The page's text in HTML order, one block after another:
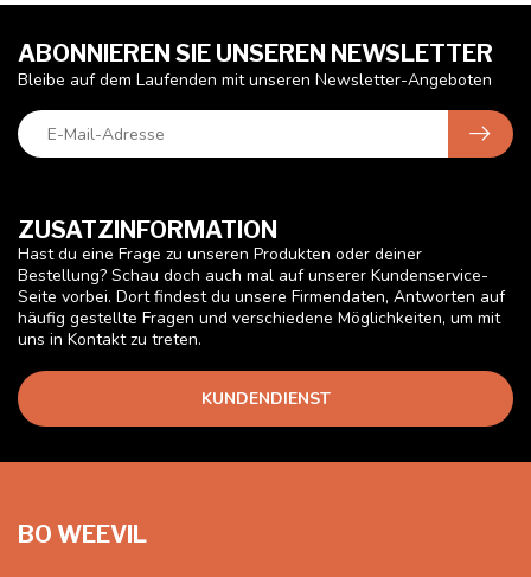
ZUSATZINFORMATION
Hast du eine Frage zu unseren Produkten oder deiner
Bestellung? Schau doch auch mal auf unserer Kundenservice-
Seite vorbei. Dort findest du unsere Firmendaten, Antworten auf
häufig gestellte Fragen und verschiedene Möglichkeiten, um mit
uns in Kontakt zu treten.
KUNDENDIENST
ABONNIEREN SIE UNSEREN NEWSLETTER
Bleibe auf dem Laufenden mit unseren Newsletter-Angeboten
BO WEEVIL